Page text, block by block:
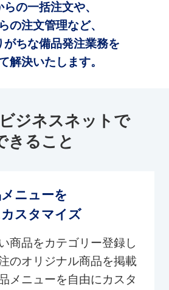
の一括注文や、
の注文管理など、
がちな備品発注業務を
解決いたします。
ジネスネットで
きること
ニューを
スタマイズ
商品をカテゴリー登録し
のオリジナル商品を掲載
メニューを自由にカスタ